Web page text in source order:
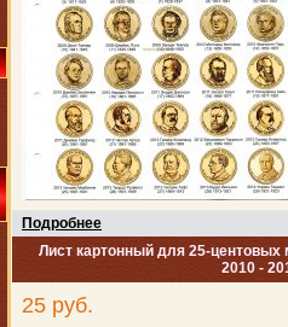
Подробнее
Лист картонный для 25-
2010 -
25 руб.